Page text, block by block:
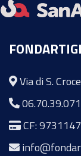
Via di S.
06.70.39.071
CF: